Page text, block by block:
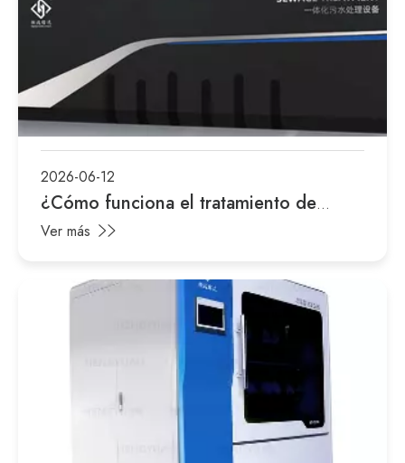
2026-06-12
¿Cómo funciona el tratamiento de
aguas residuales?
Ver más